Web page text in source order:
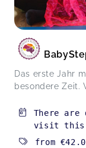
Kinderturnen
Donnerstags, ab
Das erste Jahr
besondere Zeit.
There are
visit this
from